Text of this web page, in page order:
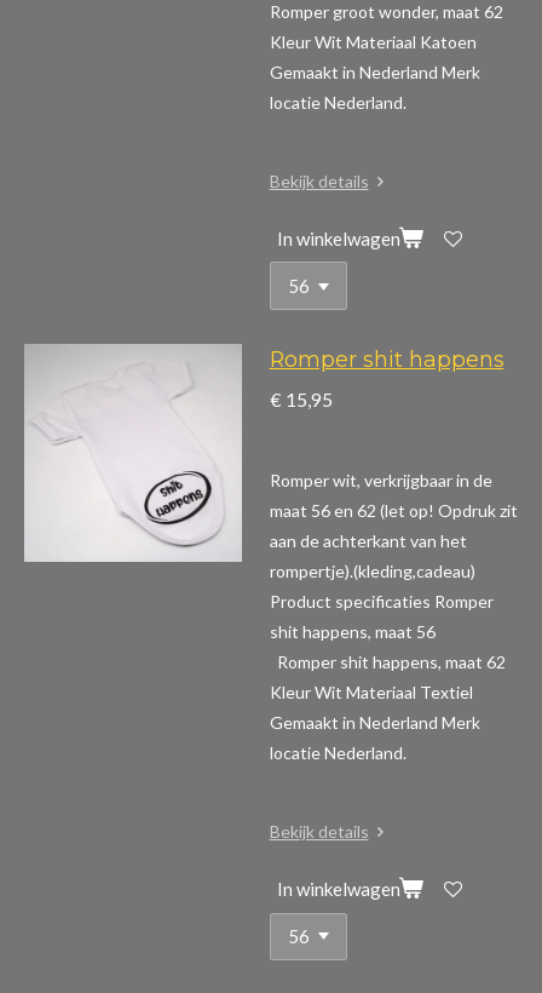
Romper groot wonder, maat 62
Kleur Wit Materiaal Katoen
Gemaakt in Nederland Merk
locatie Nederland.
Bekijk details
In winkelwagen
Romper shit happens
€ 15,95
Romper wit, verkrijgbaar in de
maat 56 en 62 (let op! Opdruk zit
aan de achterkant van het
rompertje).(kleding,cadeau)
Product specificaties Romper
shit happens, maat 56
Romper shit happens, maat 62
Kleur Wit Materiaal Textiel
Gemaakt in Nederland Merk
locatie Nederland.
Bekijk details
In winkelwagen